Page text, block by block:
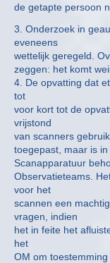
de getapte persoon
3. Onderzoek in
eveneens
wettelijk geregeld.
zeggen: het komt
4. De opvatting dat
tot
voor kort tot de
vrijstond
van scanners
toegepast, maar is in
Scanapparatuur
Observatieteams.
voor het
scannen een
vragen, indien
het in feite het
het
OM om